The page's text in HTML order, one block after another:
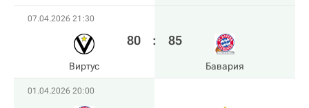
07.04.2026 21:30
Виртус
80 : 85
Бавария
01.04.2026 20:00